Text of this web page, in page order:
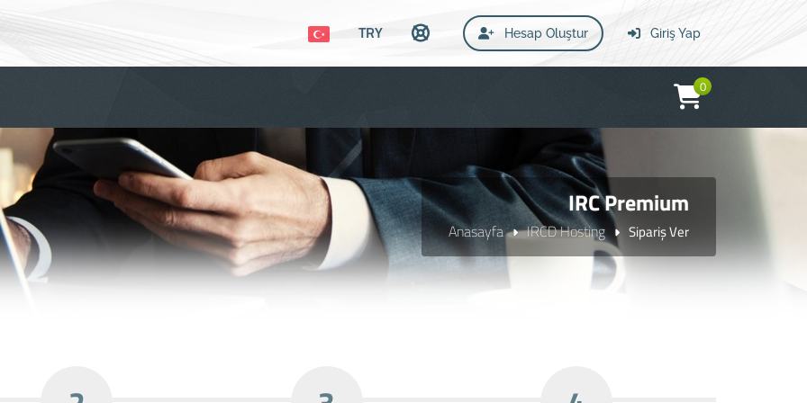
Giriş Yap
Hesap Oluştur
TRY
0
IRC Premium
Anasayfa IRCD Hosting Sipariş Ver